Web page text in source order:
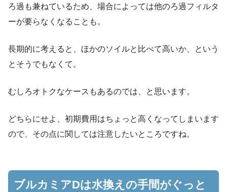
ろ過も兼ねているため、場合によっては他のろ過フィルタ
ーが要らなくなることも。
長期的に考えると、ほかのソイルと比べて高いか、という
とそうでもなくて。
むしろオトクなケースもあるのでは、と思います。
どちらにせよ、初期費用はちょっと高くなってしまいます
ので、その点に関しては注意したいところですね。
ブルカミアDは水換えの手間がぐっと